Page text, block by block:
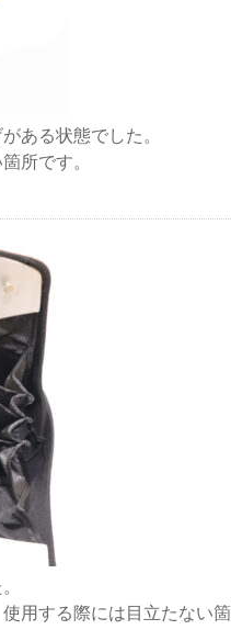
ある状態でした。
所です。
用する際には目立たない箇